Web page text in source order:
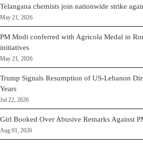
Telangana chemists join nationwide strike
May 21, 2026
PM Modi conferred with Agricola Medal in
initiatives
May 21, 2026
Trump Signals Resumption of US-Lebanon
Years
Jul 22, 2026
Girl Booked Over Abusive Remarks Against
Aug 01, 2026